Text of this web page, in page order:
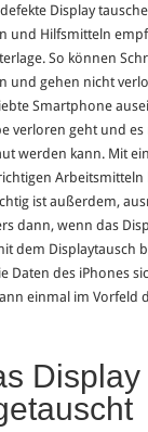
Display
und Hilfsmitteln
So können
und gehen nicht
Smartphone
verloren geht und
werden kann. Mit
Arbeitsmitteln
ist außerdem,
dann, wenn das
dem Displaytausch
Daten des iPhones
einmal im Vorfeld
Display